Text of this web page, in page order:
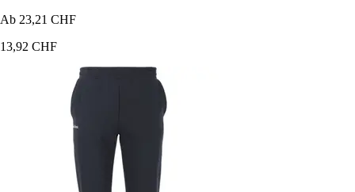
Ab 23,21 CHF
13,92 CHF